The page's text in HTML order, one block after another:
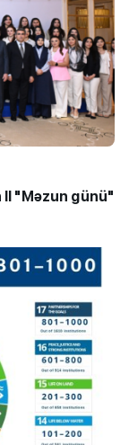
II "Məzun günü"